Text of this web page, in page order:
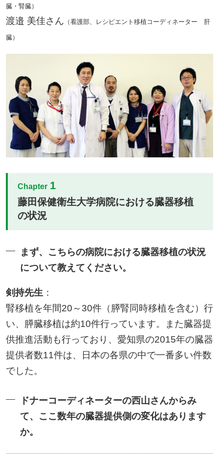
臓・腎臓）
渡邉 美佳さん （看護部、レシピエント移植コーディネーター 肝
臓）
Chapter 1
藤田保健衛生大学病院における臓器移植
の状況
まず、こちらの病院における臓器移植の状況
について教えてください。
剣持先生 ：
腎移植を年間20～30件（膵腎同時移植を含む）行
い、膵臓移植は約10件行っています。また臓器提
供推進活動も行っており、愛知県の2015年の臓器
提供者数11件は、日本の各県の中で一番多い件数
でした。
ドナーコーディネーターの西山さんからみ
て、ここ数年の臓器提供側の変化はあります
か。